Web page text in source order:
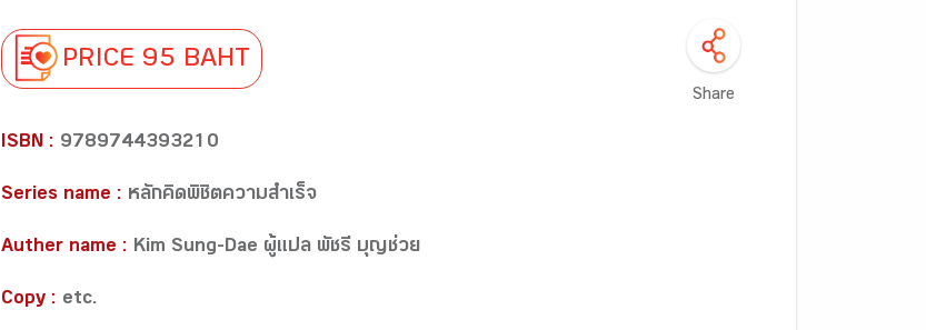
PRICE 95 BAHT
Share
ISBN : 9789744393210
Series name : หลักคิดพิชิตความสำเร็จ
Auther name : Kim Sung-Dae ผู้แปล พัชรี บุญช่วย
Copy : etc.